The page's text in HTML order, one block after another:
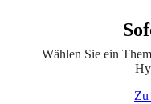
Wählen Sie ein
Zu